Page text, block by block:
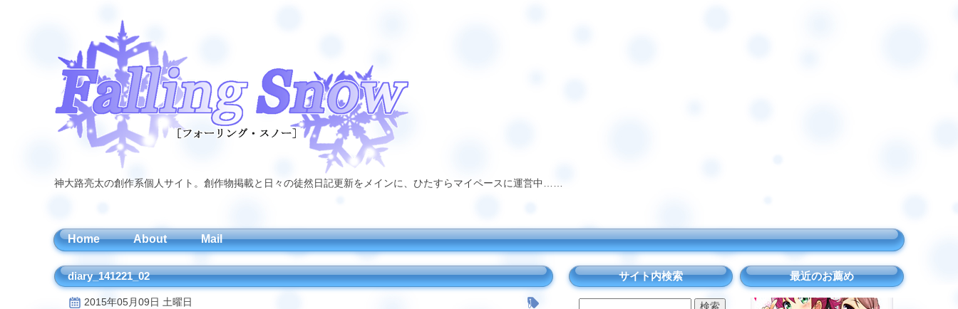
神大路亮太の創作系個人サイト。創作物掲載と日々の徒然日記更新をメインに、ひたすらマイペースに運営中……
Home About Mail
diary_141221_02
2015年05月09日 土曜日
サイト内検索 最近のお薦め